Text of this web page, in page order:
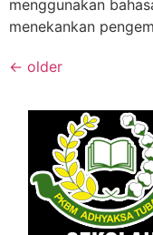
menggunakan
menekankan
← older